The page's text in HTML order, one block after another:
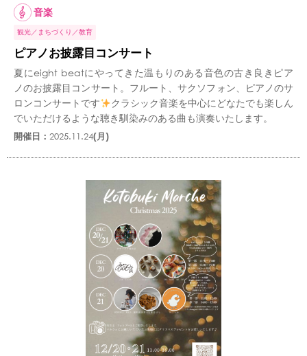
音楽
観光 まちづくり 教育
ピアノお披露目コンサート
夏にeight beatにやってきた温もりのある音色の古き良きピア
ノのお披露目コンサート。フルート、サクソフォン、ピアノのサ
ロンコンサートです
クラシック音楽を中心にどなたでも楽しん
でいただけるような聴き馴染みのある曲も演奏いたします。
開催日： 2025.11.24(月)